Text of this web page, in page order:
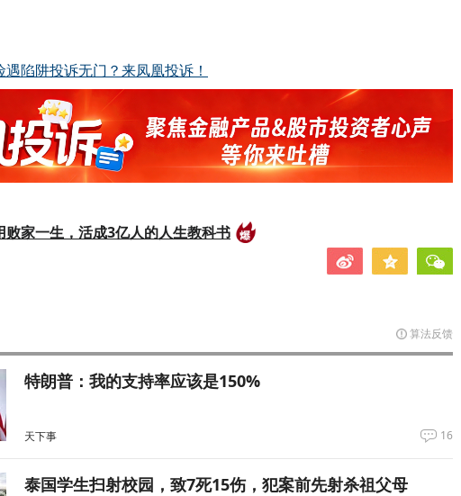
陷阱投诉无门？来凤凰投诉！
败家一生，活成3亿人的人生教科书
算法反馈
特朗普：我的支持率应该是150%
天下事 16
泰国学生扫射校园，致7死15伤，犯案前先射杀祖父母